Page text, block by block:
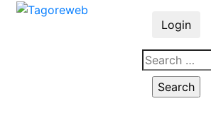
Login